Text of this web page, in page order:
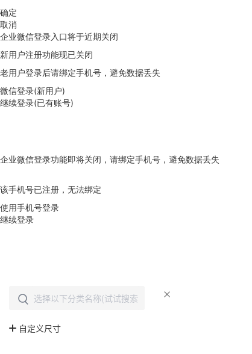
确定
取消
企业微信登录入口将于近期关闭
新用户注册功能现已关闭
老用户登录后请绑定手机号，避免数据丢失
微信登录(新用户)
继续登录(已有账号)
企业微信登录功能即将关闭，请绑定手机号，避免数据丢失
该手机号已注册，无法绑定
使用手机号登录
继续登录